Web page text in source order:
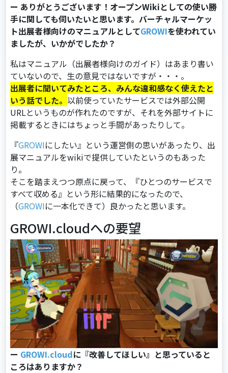
ー ありがとうございます！オープンWikiとしての使い勝
手に関しても伺いたいと思います。バーチャルマーケッ
ト出展者様向けのマニュアルとしてGROWIを使われてい
ましたが、いかがでしたか？
私はマニュアル（出展者様向けのガイド）はあまり書い
ていないので、⽣の意⾒ではないですが・・・。
出展者に聞いてみたところ、みんな違和感なく使えたと
いう話でした。 以前使っていたサービスでは外部公開
URLというものが作れたのですが、それを外部サイトに
掲載するときにはちょっと⼿間があったりして。
『GROWIにしたい』という運営側の思いがあったり、出
展マニュアルをwikiで提供していたというのもあった
り。
そこを踏まえつつ原点に戻って、『ひとつのサービスで
すべて収める』という形に結果的になったので、
（GROWIに⼀本化できて）良かったと思います。
GROWI.cloudへの要望
ー GROWI.cloudに『改善してほしい』と思っていると
ころはありますか？